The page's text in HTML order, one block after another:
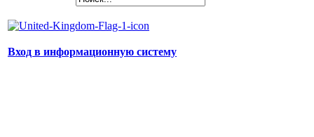
Вход в информационную систему